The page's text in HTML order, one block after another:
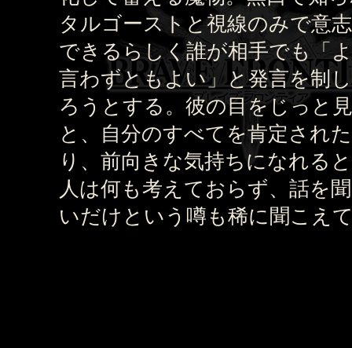
タルゴーストと視線のみで意
できるらしく誰が相手でも「
言わずともよい」と発言を制
ろうとする。彼の目をじっと
と、自分のすべてを肯定され
り、前向きな気持ちになれる
人は何も考えておらず、話を
いだけという噂も稀に聞こえ